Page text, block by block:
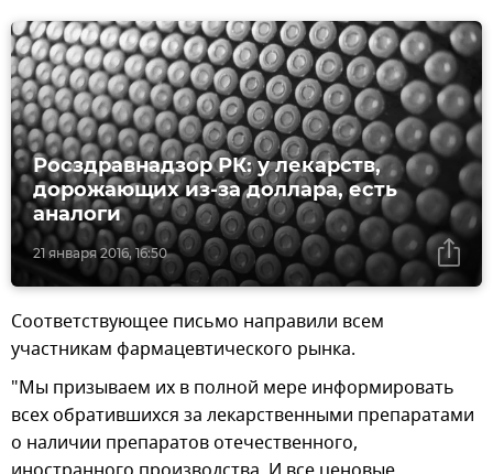
21 января 2016, 16:50
Росздравнадзор РК: у лекарств,
дорожающих из-за доллара, есть
аналоги
Соответствующее письмо направили всем
участникам фармацевтического рынка.
"Мы призываем их в полной мере информировать
всех обратившихся за лекарственными препаратами
о наличии препаратов отечественного,